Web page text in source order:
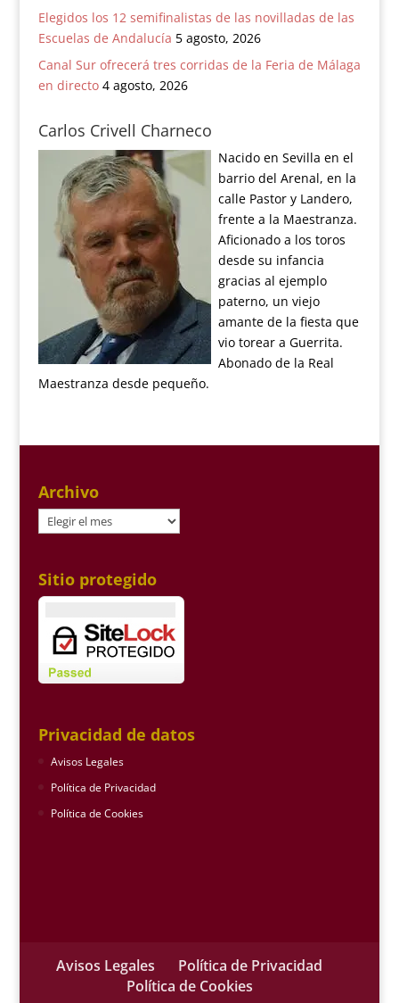
Elegidos los 12 semifinalistas de las novilladas de las
Escuelas de Andalucía 5 agosto, 2026
Canal Sur ofrecerá tres corridas de la Feria de Málaga
en directo 4 agosto, 2026
Carlos Crivell Charneco
Nacido en Sevilla en el
barrio del Arenal, en la
calle Pastor y Landero,
frente a la Maestranza.
Aficionado a los toros
desde su infancia
gracias al ejemplo
paterno, un viejo
amante de la fiesta que
vio torear a Guerrita.
Abonado de la Real
Maestranza desde pequeño.
Archivo
Archivo
Sitio protegido
Privacidad de datos
Avisos Legales
Política de Privacidad
Política de Cookies
Avisos Legales
Política de Privacidad
Política de Cookies